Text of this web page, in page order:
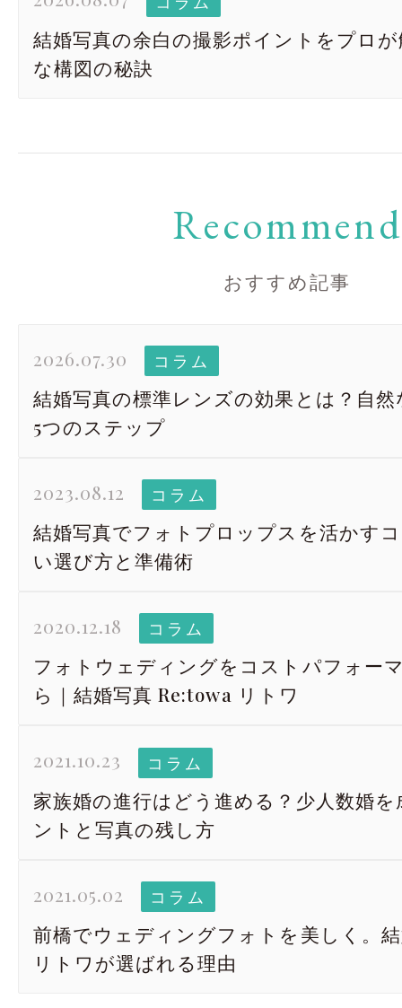
結婚写真の余白の撮影ポイントをプロ
な構図の秘訣
Recommend
おすすめ記事
2026.07.30 コラム
結婚写真の標準レンズの効果とは？自
5つのステップ
2023.08.12 コラム
結婚写真でフォトプロップスを活かす
い選び方と準備術
2020.12.18 コラム
フォトウェディングをコストパフォー
ら｜結婚写真 Re:towa リトワ
2021.10.23 コラム
家族婚の進行はどう進める？少人数婚
ントと写真の残し方
2021.05.02 コラム
前橋でウェディングフォトを美しく。
リトワが選ばれる理由